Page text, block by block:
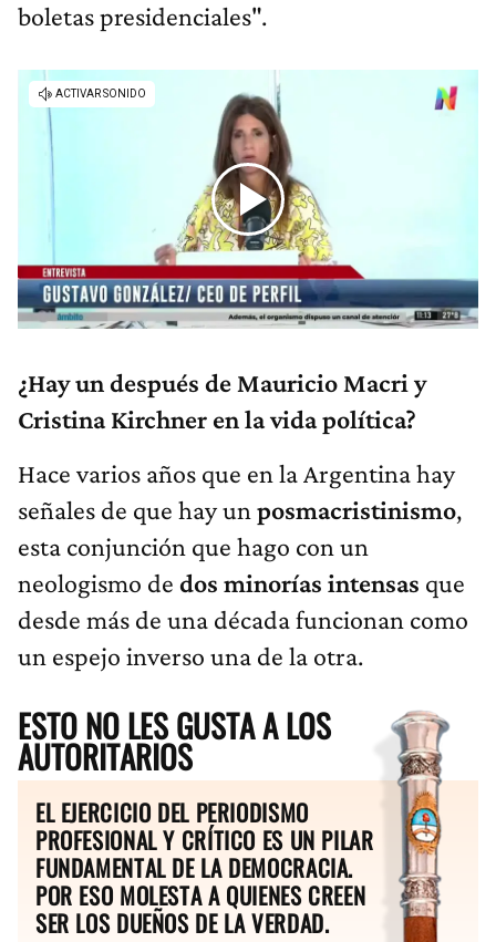
boletas presidenciales".
¿Hay un después de Mauricio Macri y
Cristina Kirchner en la vida política?
Hace varios años que en la Argentina hay
señales de que hay un posmacristinismo,
esta conjunción que hago con un
neologismo de dos minorías intensas que
desde más de una década funcionan como
un espejo inverso una de la otra.
ESTO NO LES GUSTA A LOS
AUTORITARIOS
EL EJERCICIO DEL PERIODISMO
PROFESIONAL Y CRÍTICO ES UN PILAR
FUNDAMENTAL DE LA DEMOCRACIA.
POR ESO MOLESTA A QUIENES CREEN
SER LOS DUEÑOS DE LA VERDAD.